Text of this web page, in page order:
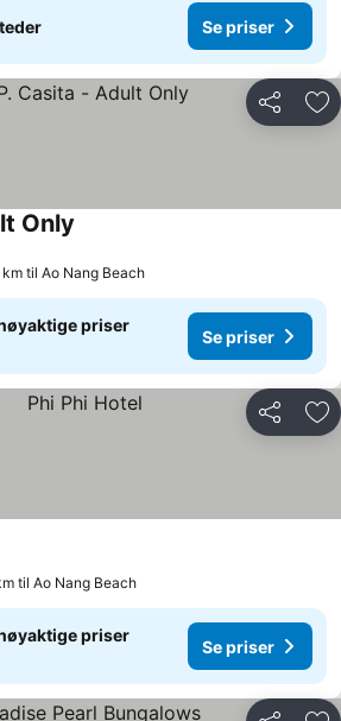
Se priser
Del
Only
til Ao Nang Beach
priser
Se priser
Del
til Ao Nang Beach
priser
Se priser